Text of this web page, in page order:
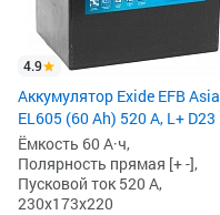
4.9
Аккумулятор Exide EFB Asia
EL605 (60 Ah) 520 А, L+ D23
Ёмкость 60 А·ч,
Полярность прямая [+ -],
Пусковой ток 520 А,
230x173x220